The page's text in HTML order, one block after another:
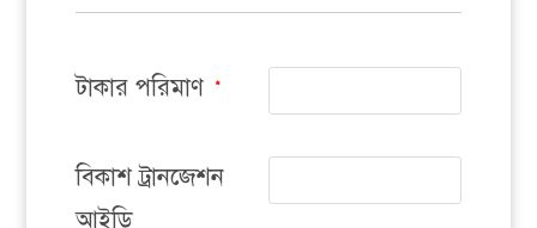
টাকার পরিমাণ *
বিকাশ ট্রানজেশন
আইডি